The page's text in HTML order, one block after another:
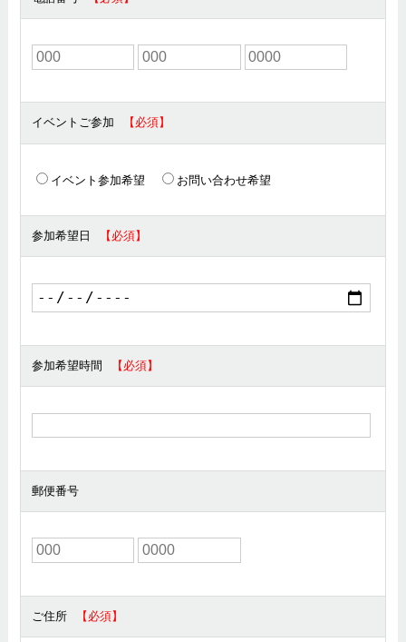
イベントご参加
イベント参加希望 お問い合わせ希望
参加希望日
参加希望時間
郵便番号
ご住所